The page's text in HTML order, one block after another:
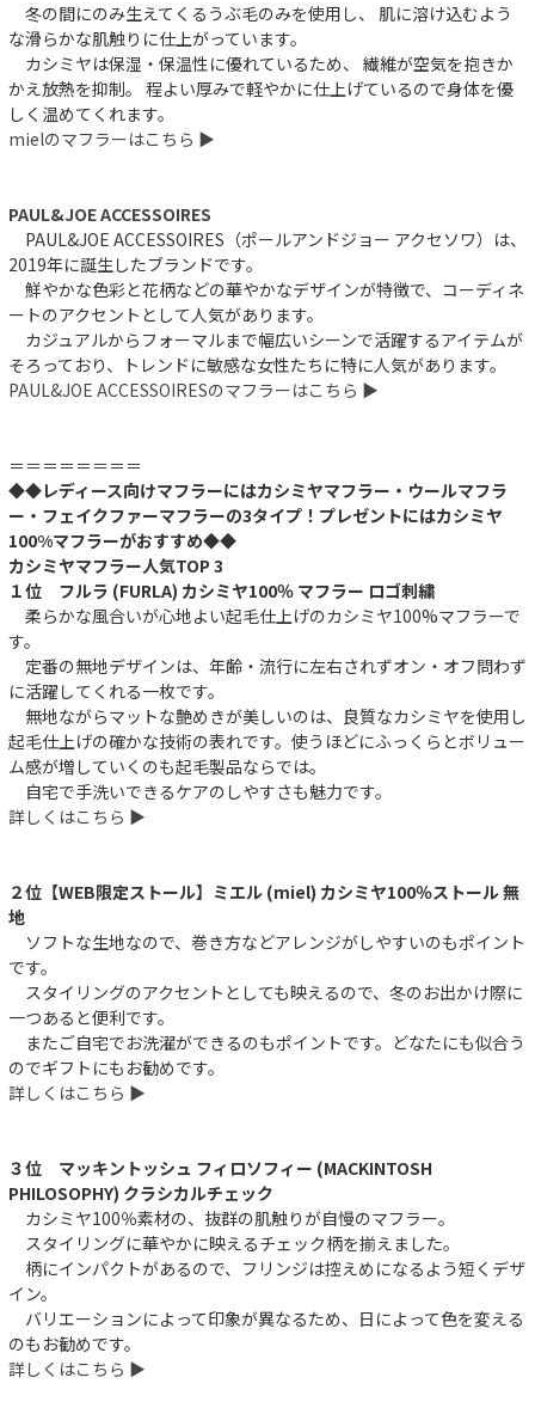
冬の間にのみ生えてくるうぶ毛のみを使用し、 肌に溶け込むよう
な滑らかな肌触りに仕上がっています。
カシミヤは保湿・保温性に優れているため、 繊維が空気を抱きか
かえ放熱を抑制。 程よい厚みで軽やかに仕上げているので身体を優
しく温めてくれます。
mielのマフラーはこちら ▶︎
PAUL&JOE ACCESSOIRES
PAUL&JOE ACCESSOIRES（ポールアンドジョー アクセソワ）は、
2019年に誕生したブランドです。
鮮やかな色彩と花柄などの華やかなデザインが特徴で、コーディネ
ートのアクセントとして人気があります。
カジュアルからフォーマルまで幅広いシーンで活躍するアイテムが
そろっており、トレンドに敏感な女性たちに特に人気があります。
PAUL&JOE ACCESSOIRESのマフラーはこちら ▶︎
＝＝＝＝＝＝＝＝
◆◆レディース向けマフラーにはカシミヤマフラー・ウールマフラ
ー・フェイクファーマフラーの3タイプ！プレゼントにはカシミヤ
100%マフラーがおすすめ◆◆
カシミヤマフラー人気TOP 3
１位 フルラ (FURLA) カシミヤ100％ マフラー ロゴ刺繍
柔らかな風合いが心地よい起毛仕上げのカシミヤ100%マフラーで
す。
定番の無地デザインは、年齢・流行に左右されずオン・オフ問わず
に活躍してくれる一枚です。
無地ながらマットな艶めきが美しいのは、良質なカシミヤを使用し
起毛仕上げの確かな技術の表れです。使うほどにふっくらとボリュー
ム感が増していくのも起毛製品ならでは。
自宅で手洗いできるケアのしやすさも魅力です。
詳しくはこちら ▶︎
２位【WEB限定ストール】ミエル (miel) カシミヤ100％ストール 無
地
ソフトな生地なので、巻き方などアレンジがしやすいのもポイント
です。
スタイリングのアクセントとしても映えるので、冬のお出かけ際に
一つあると便利です。
またご自宅でお洗濯ができるのもポイントです。どなたにも似合う
のでギフトにもお勧めです。
詳しくはこちら ▶︎
３位 マッキントッシュ フィロソフィー (MACKINTOSH
PHILOSOPHY) クラシカルチェック
カシミヤ100％素材の、抜群の肌触りが自慢のマフラー。
スタイリングに華やかに映えるチェック柄を揃えました。
柄にインパクトがあるので、フリンジは控えめになるよう短くデザ
イン。
バリエーションによって印象が異なるため、日によって色を変える
のもお勧めです。
詳しくはこちら ▶︎